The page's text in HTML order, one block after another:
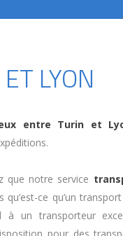
LYON
entre Turin et
que notre service
ce qu’un
à un transporteur